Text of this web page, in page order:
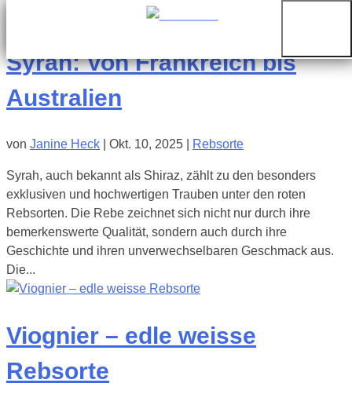
Syrah: Von Frankreich bis
Australien
von Janine Heck Okt. 10, 2025 Rebsorte
Syrah, auch bekannt als Shiraz, zählt zu den besonders
exklusiven und hochwertigen Trauben unter den roten
Rebsorten. Die Rebe zeichnet sich nicht nur durch ihre
bemerkenswerte Qualität, sondern auch durch ihre
Geschichte und ihren unverwechselbaren Geschmack aus.
Die...
Viognier – edle weisse
Rebsorte